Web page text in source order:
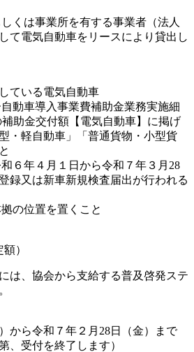
くは事業所を有する事業者（法人
て電気自動車をリースにより貸出し
ている電気自動車
動車導入事業費補助金業務実施細
助金交付額【電気自動車】に掲げ
・軽自動車」「普通貨物・小型貨
６年４月１日から令和７年３月28
録又は新車新規検査届出が行われる
の位置を置くこと
）
は、協会から支給する普及啓発ステ
から令和７年２月28日（金）まで
、受付を終了します）